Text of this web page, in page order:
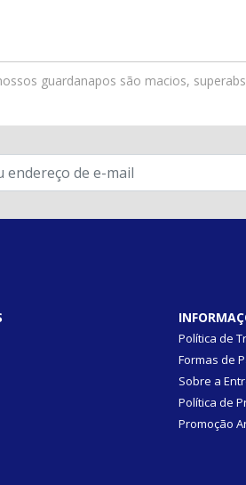
guardanapos são macios,
Política de
Formas de
Sobre a
Política de
Promoção